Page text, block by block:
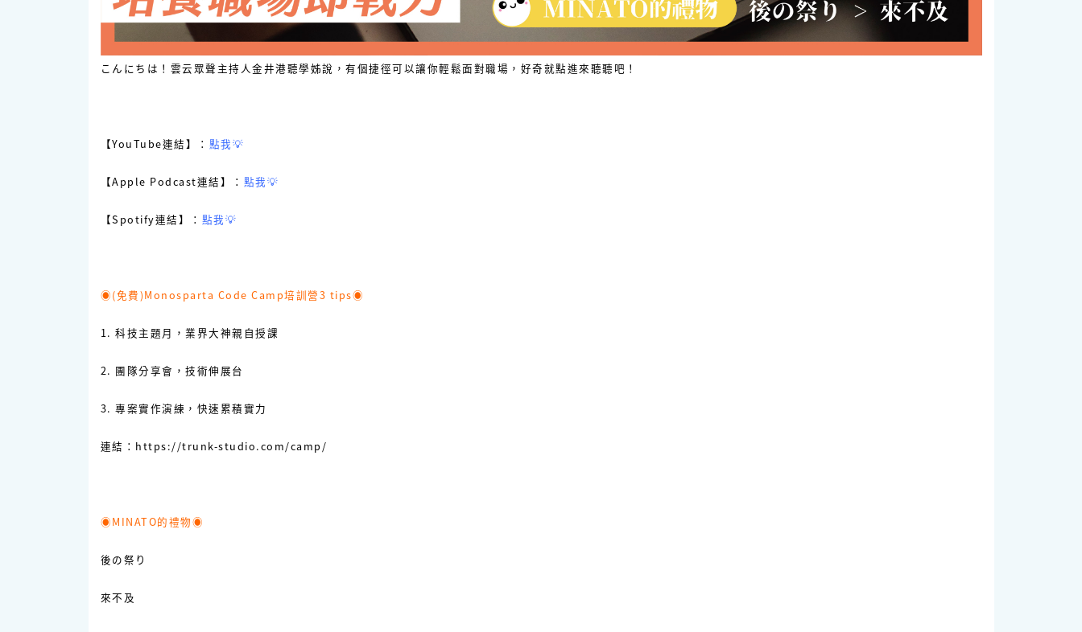
こんにちは！雲云眾聲主持人金井港聽學姊說，有個捷徑可以讓你輕鬆面對職場，好奇就點進來聽聽吧！
【YouTube連結】： 點我💡
【Apple Podcast連結】： 點我💡
【Spotify連結】： 點我💡
◉(免費)Monosparta Code Camp培訓營3 tips◉
1. 科技主題月，業界大神親自授課
2. 團隊分享會，技術伸展台
3. 專案實作演練，快速累積實力
連結： https://trunk-studio.com/camp/
◉MINATO的禮物◉
後の祭り
來不及